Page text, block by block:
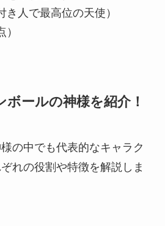
き人で最高位の天使）
ールの神様を紹介！
の中でも代表的なキャラク
れの役割や特徴を解説しま